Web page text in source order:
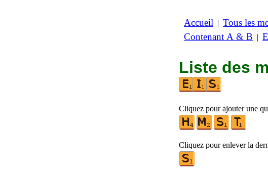
Accueil | Tous les
Contenant A & B |
Liste des
Cliquez pour ajouter une
Cliquez pour enlever la